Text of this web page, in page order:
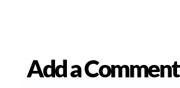
Add a Comment